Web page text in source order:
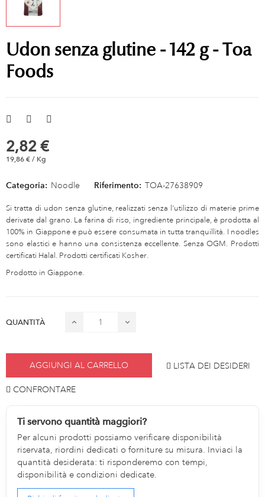
Udon senza glutine - 142 g - Toa
Foods
2,82 €
19,86 € / Kg
Categoria: Noodle Riferimento: TOA-27638909
Si tratta di udon senza glutine, realizzati senza l'utilizzo di materie prime
derivate dal grano. La farina di riso, ingrediente principale, è prodotta al
100% in Giappone e può essere consumata in tutta tranquillità. I noodles
sono elastici e hanno una consistenza eccellente. Senza OGM. Prodotti
certificati Halal. Prodotti certificati Kosher.
Prodotto in Giappone.
QUANTITÀ
AGGIUNGI AL CARRELLO LISTA DEI DESIDERI
CONFRONTARE
Ti servono quantità maggiori?
Per alcuni prodotti possiamo verificare disponibilità
riservata, riordini dedicati o forniture su misura. Inviaci la
quantità desiderata: ti risponderemo con tempi,
disponibilità e condizioni dedicate.